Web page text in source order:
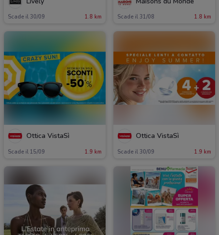
Scade il 30/09 1.8 km Scade il 31/08 1.8 km
Ottica VistaSì
Scade il 15/09 1.9 km
Ottica VistaSì
Scade il 30/09 1.9 km